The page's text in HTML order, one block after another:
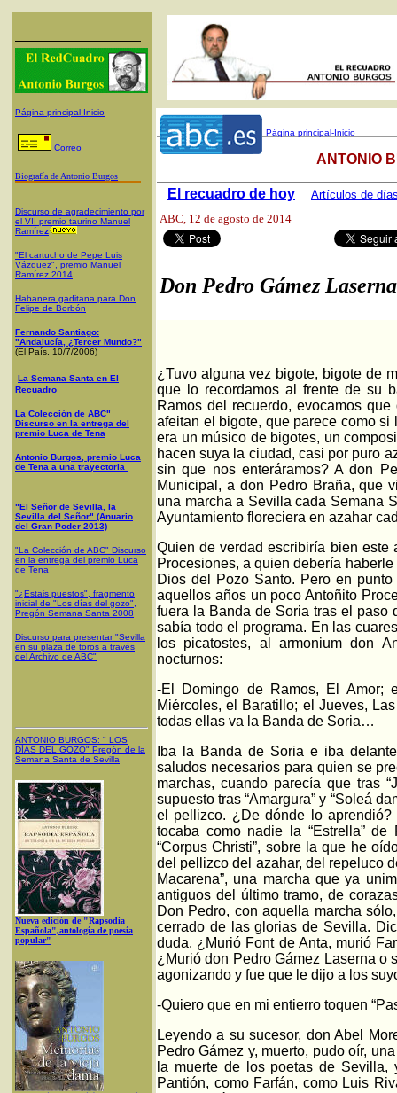
Página principal-Inicio
Correo
Biografía de Antonio Burgos
Discurso de agradecimiento por
el VII premio taurino Manuel
Ramírez
"El cartucho de Pepe Luis
Vázquez", premio Manuel
Ramírez 2014
Habanera gaditana para Don
Felipe de Borbón
Fernando Santiago:
"Andalucía, ¿Tercer Mundo?"
(El País, 10/7/2006)
La Semana Santa en El
Recuadro
La Colección de ABC"
Discurso en la entrega del
premio Luca de Tena
Antonio Burgos, premio Luca
de Tena a una trayectoria
"El Señor de Sevilla, la
Sevilla del Señor" (Anuario
del Gran Poder 2013)
"La Colección de ABC" Discurso
en la entrega del premio Luca
de Tena
"¿Estais puestos", fragmento
inicial de "Los días del gozo",
Pregón Semana Santa 2008
Discurso para presentar "Sevilla
en su plaza de toros a través
del Archivo de ABC"
ANTONIO BURGOS: " LOS
DÍAS DEL GOZO" Pregón de la
Semana Santa de Sevilla
Nueva edición de "Rapsodia
Española",antología de poesía
popular"
Página principal-Inicio
El recuadro de hoy Artículos de
ANTONIO
ABC, 12 de agosto de 2014
Don Pedro Gámez Laserna
¿Tuvo alguna vez bigote, bigote de
que lo recordamos al frente de su
Ramos del recuerdo, evocamos
afeitan el bigote, que parece como
era un músico de bigotes, un
hacen suya la ciudad, casi por puro
sin que nos enteráramos? A don
Municipal, a don Pedro Braña, que
una marcha a Sevilla cada Semana
Ayuntamiento floreciera en azahar
Quien de verdad escribiría bien este
Procesiones, a quien debería
Dios del Pozo Santo. Pero en
aquellos años un poco Antoñito
fuera la Banda de Soria tras el paso
sabía todo el programa. En las
los picatostes, al armonium don
nocturnos:
-El Domingo de Ramos, El Amor;
Miércoles, el Baratillo; el Jueves,
todas ellas va la Banda de Soria…
Iba la Banda de Soria e iba
saludos necesarios para quien se
marchas, cuando parecía que tras
supuesto tras “Amargura” y “Soleá
el pellizco. ¿De dónde lo
tocaba como nadie la “Estrella”
“Corpus Christi”, sobre la que he
del pellizco del azahar, del repeluco
Macarena”, una marcha que ya
antiguos del último tramo, de
Don Pedro, con aquella marcha
cerrado de las glorias de Sevilla.
duda. ¿Murió Font de Anta, murió
¿Murió don Pedro Gámez Laserna o
agonizando y fue que le dijo a los
-Quiero que en mi entierro toquen
Leyendo a su sucesor, don Abel
Pedro Gámez y, muerto, pudo oír,
la muerte de los poetas de
Pantión, como Farfán, como Luis